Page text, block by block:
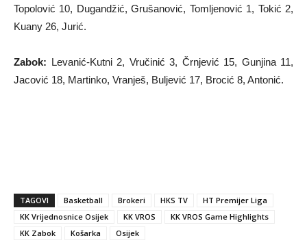
Topolović 10, Dugandžić, Grušanović, Tomljenović 1, Tokić 2,
Kuany 26, Jurić.
Zabok: Levanić-Kutni 2, Vručinić 3, Črnjević 15, Gunjina 11,
Jacović 18, Martinko, Vranješ, Buljević 17, Brocić 8, Antonić.
TAGOVI Basketball Brokeri HKS TV
HT Premijer Liga
KK Vrijednosnice Osijek
KK VROS
KK VROS Game Highlights
KK Zabok
Košarka Osijek